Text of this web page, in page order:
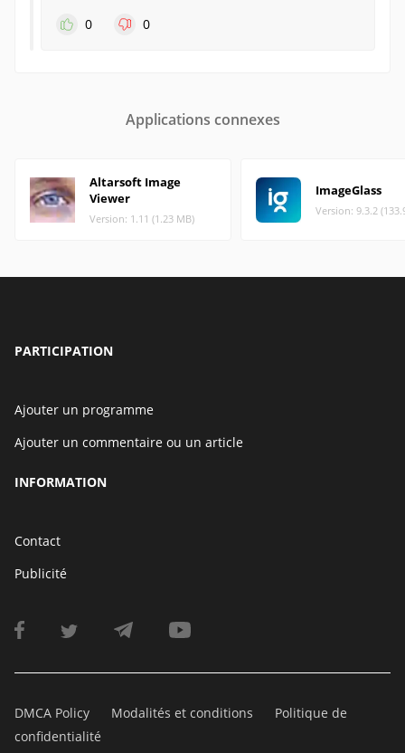
0
0
Applications connexes
Altarsoft Image
Viewer
Version: 1.11 (1.23 MB)
ImageGlass
Version: 9.3.2
PARTICIPATION
Ajouter un programme
Ajouter un commentaire ou un article
INFORMATION
Contact
Publicité
DMCA Policy Modalités et conditions
Politique de
confidentialité